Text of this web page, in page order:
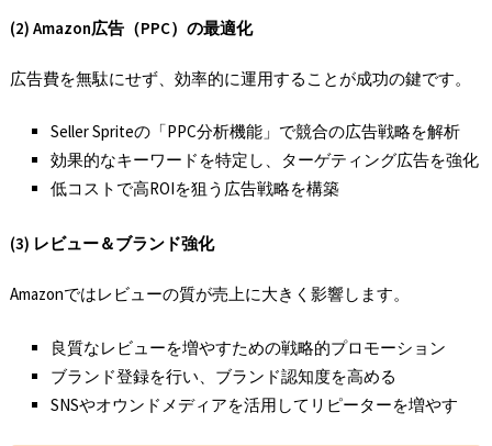
(2) Amazon広告（PPC）の最適化
広告費を無駄にせず、効率的に運用することが成功の鍵です。
Seller Spriteの「PPC分析機能」で競合の広告戦略を解析
効果的なキーワードを特定し、ターゲティング広告を強化
低コストで高ROIを狙う広告戦略を構築
(3) レビュー＆ブランド強化
Amazonではレビューの質が売上に大きく影響します。
良質なレビューを増やすための戦略的プロモーション
ブランド登録を行い、ブランド認知度を高める
SNSやオウンドメディアを活用してリピーターを増やす